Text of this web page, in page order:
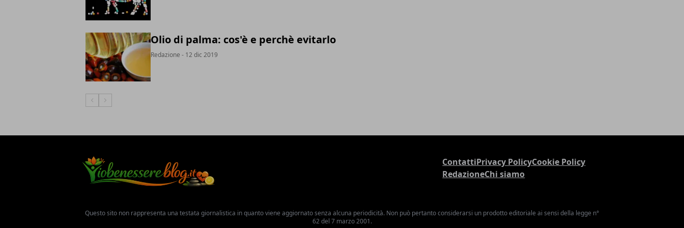
Olio di palma: cos'è e perchè evitarlo
Redazione - 12 dic 2019
Articolo Precedente
Articolo Successivo
ContattiPrivacy PolicyCookie Policy
RedazioneChi siamo
Questo sito non rappresenta una testata giornalistica in quanto viene aggiornato senza alcuna periodicità. Non può pertanto considerarsi un prodotto editoriale ai sensi della legge n°
62 del 7 marzo 2001.